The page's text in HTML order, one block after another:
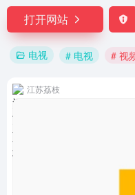
打开网站
电视 # 电视 # 视
江苏荔枝